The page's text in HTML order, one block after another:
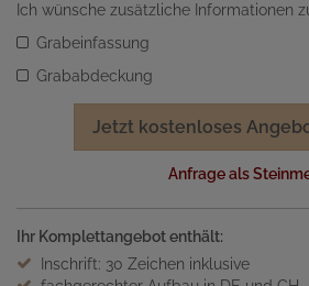
Ich wünsche zusätzliche Informationen
Grabeinfassung
Grababdeckung
Jetzt kostenloses
Anfrage als
Ihr Komplettangebot enthält:
Inschrift: 30 Zeichen inklusive